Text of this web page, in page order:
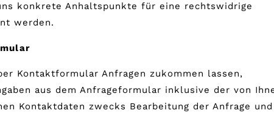
konkrete Anhaltspunkte für eine rechtswidrige
werden.
Kontaktformular Anfragen zukommen lassen,
aus dem Anfrageformular inklusive der von
Kontaktdaten zwecks Bearbeitung der Anfrage und